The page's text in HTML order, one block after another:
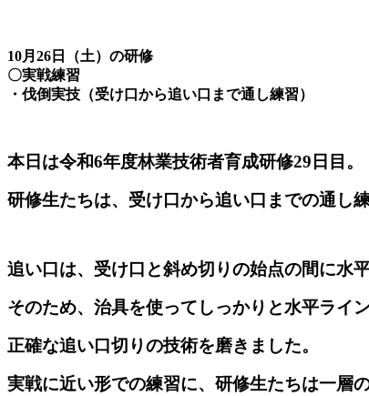
10月26日（土）の研修
〇実戦練習
・伐倒実技（受け口から追い口まで通し練習）
本日は令和6年度林業技術者育成研修29日目。
研修生たちは、受け口から追い口までの通し
追い口は、受け口と斜め切りの始点の間に水
そのため、治具を使ってしっかりと水平ライン
正確な追い口切りの技術を磨きました。
実戦に近い形での練習に、研修生たちは一層